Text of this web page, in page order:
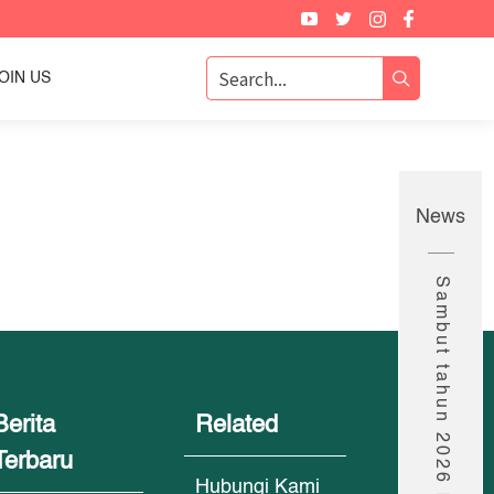
US
Terbaru
Related
Hubungi Kami
News